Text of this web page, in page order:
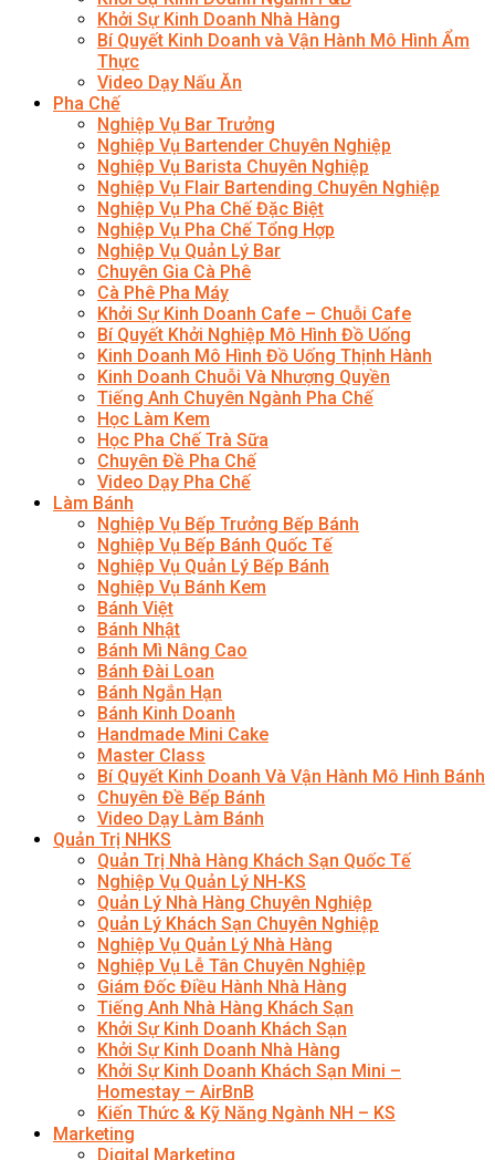
Khởi Sự Kinh Doanh Nhà Hàng
Bí Quyết Kinh Doanh và Vận Hành Mô Hình Ẩm
Thực
Video Dạy Nấu Ăn
Pha Chế
Nghiệp Vụ Bar Trưởng
Nghiệp Vụ Bartender Chuyên Nghiệp
Nghiệp Vụ Barista Chuyên Nghiệp
Nghiệp Vụ Flair Bartending Chuyên Nghiệp
Nghiệp Vụ Pha Chế Đặc Biệt
Nghiệp Vụ Pha Chế Tổng Hợp
Nghiệp Vụ Quản Lý Bar
Chuyên Gia Cà Phê
Cà Phê Pha Máy
Khởi Sự Kinh Doanh Cafe – Chuỗi Cafe
Bí Quyết Khởi Nghiệp Mô Hình Đồ Uống
Kinh Doanh Mô Hình Đồ Uống Thịnh Hành
Kinh Doanh Chuỗi Và Nhượng Quyền
Tiếng Anh Chuyên Ngành Pha Chế
Học Làm Kem
Học Pha Chế Trà Sữa
Chuyên Đề Pha Chế
Video Dạy Pha Chế
Làm Bánh
Nghiệp Vụ Bếp Trưởng Bếp Bánh
Nghiệp Vụ Bếp Bánh Quốc Tế
Nghiệp Vụ Quản Lý Bếp Bánh
Nghiệp Vụ Bánh Kem
Bánh Việt
Bánh Nhật
Bánh Mì Nâng Cao
Bánh Đài Loan
Bánh Ngắn Hạn
Bánh Kinh Doanh
Handmade Mini Cake
Master Class
Bí Quyết Kinh Doanh Và Vận Hành Mô Hình Bánh
Chuyên Đề Bếp Bánh
Video Dạy Làm Bánh
Quản Trị NHKS
Quản Trị Nhà Hàng Khách Sạn Quốc Tế
Nghiệp Vụ Quản Lý NH-KS
Quản Lý Nhà Hàng Chuyên Nghiệp
Quản Lý Khách Sạn Chuyên Nghiệp
Nghiệp Vụ Quản Lý Nhà Hàng
Nghiệp Vụ Lễ Tân Chuyên Nghiệp
Giám Đốc Điều Hành Nhà Hàng
Tiếng Anh Nhà Hàng Khách Sạn
Khởi Sự Kinh Doanh Khách Sạn
Khởi Sự Kinh Doanh Nhà Hàng
Khởi Sự Kinh Doanh Khách Sạn Mini –
Homestay – AirBnB
Kiến Thức & Kỹ Năng Ngành NH – KS
Marketing
Digital Marketing